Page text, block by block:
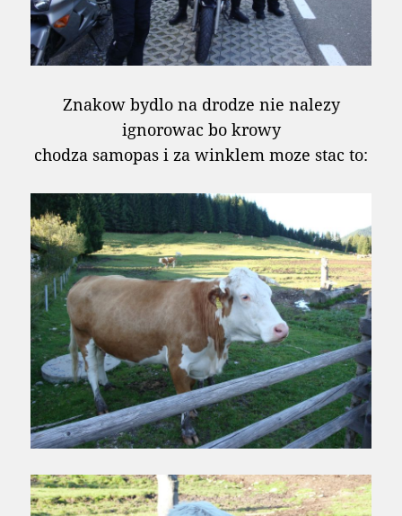
Znakow bydlo na drodze nie nalezy
ignorowac bo krowy
chodza samopas i za winklem moze stac to: